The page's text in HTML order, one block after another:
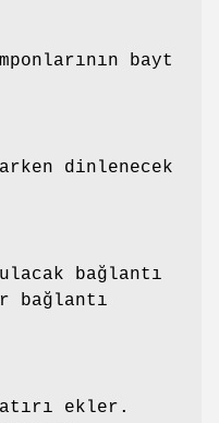
bayt
dinlenecek
bağlantı
bağlantı
ekler.